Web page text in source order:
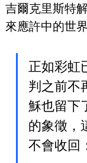
吉爾克里斯特
來應許中的世
正如彩虹
判之前不
穌也留下
的象徵，
不會收回